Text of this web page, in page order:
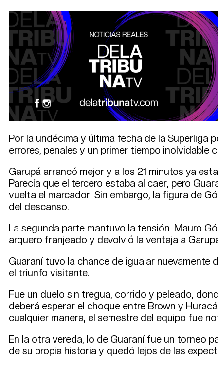
Por la undécima y última fecha de la
errores, penales y un primer tiempo inolvidable
Garupá arrancó mejor y a los 21 minutos ya
Parecía que el tercero estaba al caer, pero
vuelta el marcador. Sin embargo, la figura de
del descanso.
La segunda parte mantuvo la tensión. Mauro
arquero franjeado y devolvió la ventaja a
Guaraní tuvo la chance de igualar nuevamente
el triunfo visitante.
Fue un duelo sin tregua, corrido y peleado,
deberá esperar el choque entre Brown y
cualquier manera, el semestre del equipo fue
En la otra vereda, lo de Guaraní fue un torneo
de su propia historia y quedó lejos de las